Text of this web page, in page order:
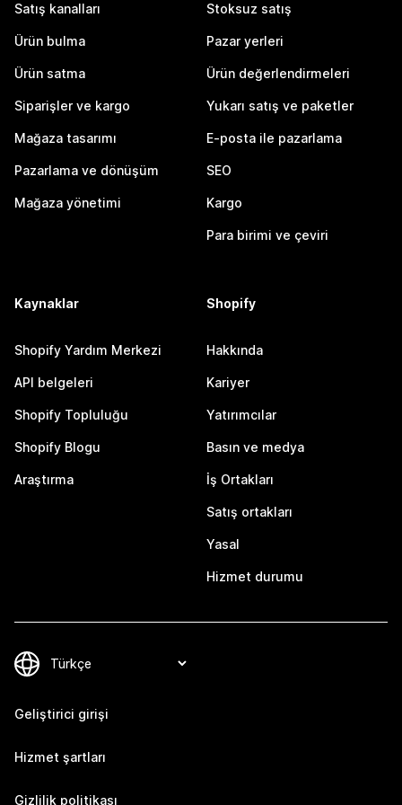
Satış kanalları
Ürün bulma
Ürün satma
Siparişler ve kargo
Mağaza tasarımı
Pazarlama ve dönüşüm
Mağaza yönetimi
Stoksuz satış
Pazar yerleri
Ürün değerlendirmeleri
Yukarı satış ve paketler
E-posta ile pazarlama
SEO
Kargo
Para birimi ve çeviri
Kaynaklar
Shopify Yardım Merkezi
API belgeleri
Shopify Topluluğu
Shopify Blogu
Araştırma
Shopify
Hakkında
Kariyer
Yatırımcılar
Basın ve medya
İş Ortakları
Satış ortakları
Yasal
Hizmet durumu
Geliştirici girişi
Hizmet şartları
Gizlilik politikası